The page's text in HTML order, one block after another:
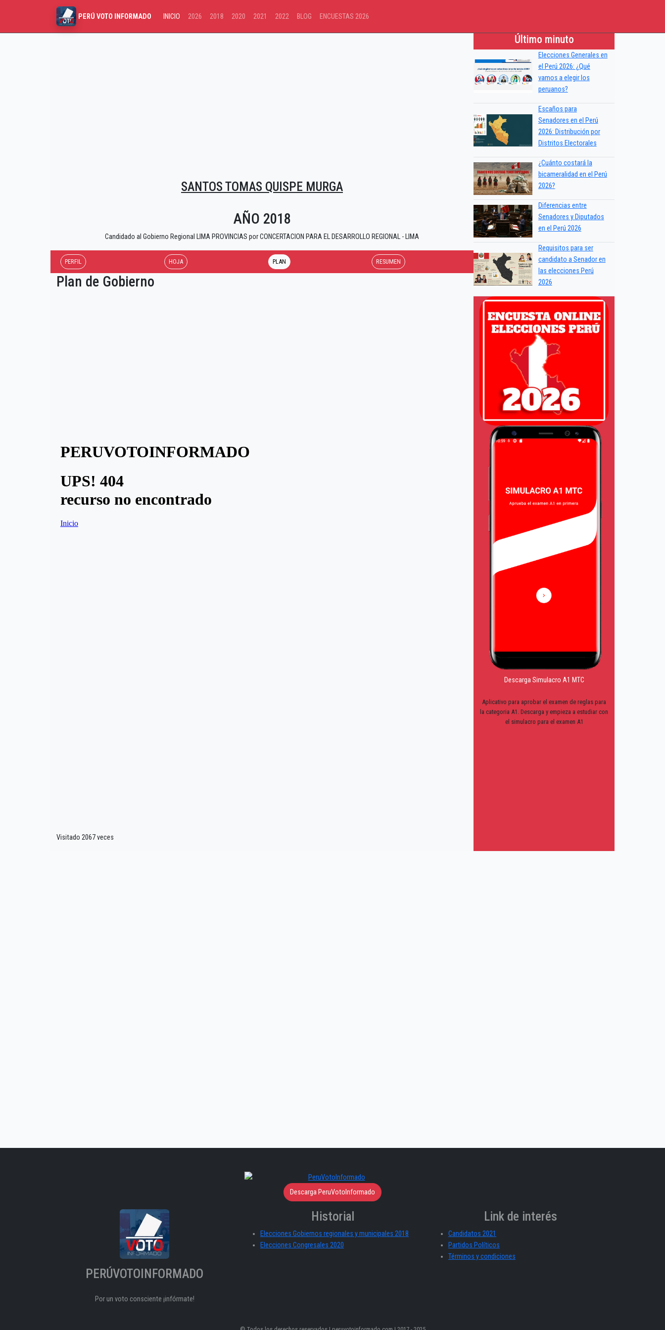
PERÚ VOTO INFORMADO INICIO 2026 2018 2020 2021 2022 BLOG ENCUESTAS 2026
SANTOS TOMAS QUISPE MURGA
AÑO 2018
Candidado al Gobierno Regional LIMA PROVINCIAS por CONCERTACION PARA EL DESARROLLO REGIONAL - LIMA
PERFIL HOJA PLAN RESUMEN
Plan de Gobierno
Visitado 2067 veces
Último minuto
Elecciones Generales en
el Perú 2026: ¿Qué
vamos a elegir los
peruanos?
Escaños para
Senadores en el Perú
2026: Distribución por
Distritos Electorales
¿Cuánto costará la
bicameralidad en el Perú
2026?
Diferencias entre
Senadores y Diputados
en el Perú 2026
Requisitos para ser
candidato a Senador en
las elecciones Perú
2026
Descarga Simulacro A1 MTC
Aplicativo para aprobar el examen de reglas para
la categoria A1. Descarga y empieza a estudiar con
el simulacro para el examen A1
Descarga PeruVotoInformado
PERÚVOTOINFORMADO
Por un voto consciente ¡infórmate!
Historial
Elecciones Gobiernos regionales y municipales 2018
Elecciones Congresales 2020
Link de interés
Candidatos 2021
Partidos Políticos
Términos y condiciones